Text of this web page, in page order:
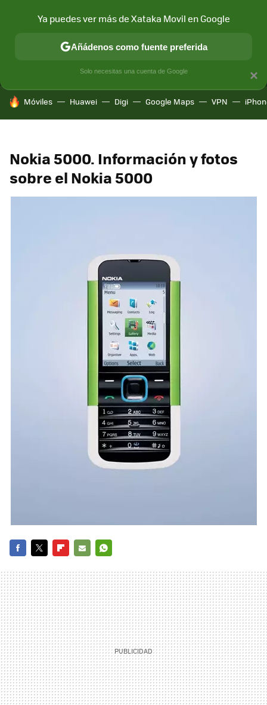
MÓVIL Y SOCIEDAD APLICACIONES
HOY SE HABLA DE
Móviles Huawei Digi Google Maps VPN
Nokia 5000. Información y fotos
sobre el Nokia 5000
MAIL
×
Ya puedes ver más de Xataka Movil en Google
Añádenos como fuente preferida
Solo necesitas una cuenta de Google